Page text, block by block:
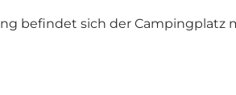
befindet sich der Campingplatz